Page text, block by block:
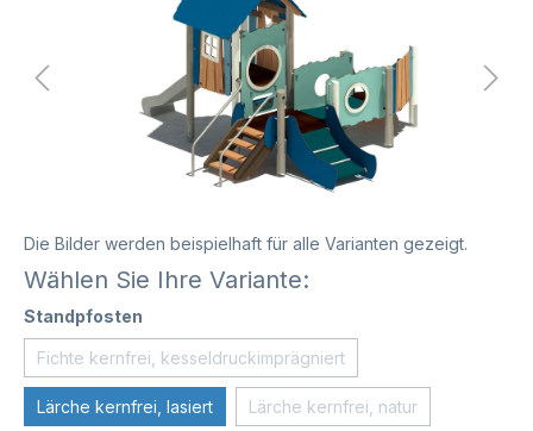
Die Bilder werden beispielhaft für alle Varianten gezeigt.
Wählen Sie Ihre Variante:
Standpfosten
Fichte kernfrei, kesseldruckimprägniert
Lärche kernfrei, lasiert Lärche kernfrei, natur